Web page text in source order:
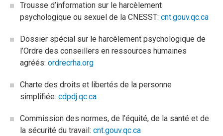
Trousse d’information sur le harcèlement
psychologique ou sexuel de la CNESST: cnt.gouv.qc.ca
Dossier spécial sur le harcèlement psychologique de
l’Ordre des conseillers en ressources humaines
agréés: ordrecrha.org
Charte des droits et libertés de la personne
simplifiée: cdpdj.qc.ca
Commission des normes, de l’équité, de la santé et de
la sécurité du travail: cnt.gouv.qc.ca